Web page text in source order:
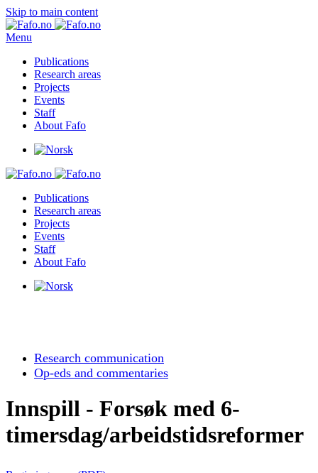
Skip to main content
Menu
Publications
Research areas
Projects
Events
Staff
About Fafo
Publications
Research areas
Projects
Events
Staff
About Fafo
Research communication
Op-eds and commentaries
Innspill - Forsøk med 6-
timersdag/arbeidstidsreformer